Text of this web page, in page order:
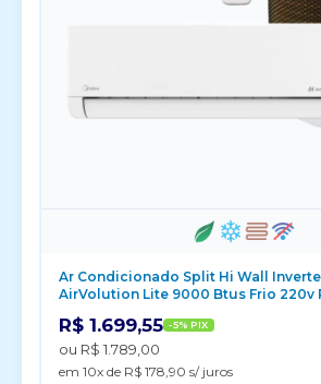
Ar Condicionado Split Hi Wall
AirVolution Lite 9000 Btus Frio 220v
R$ 1.699,55 -5% PIX
ou R$ 1.789,00
em 10x de R$ 178,90 s/ juros